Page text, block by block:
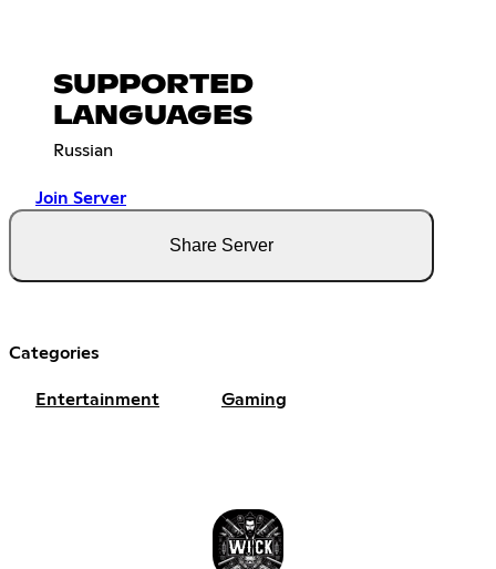
SUPPORTED
LANGUAGES
Russian
Join Server
Share Server
Categories
Entertainment Gaming